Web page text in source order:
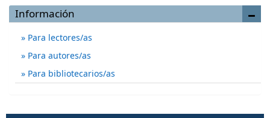
Información
Para lectores/as
Para autores/as
Para bibliotecarios/as